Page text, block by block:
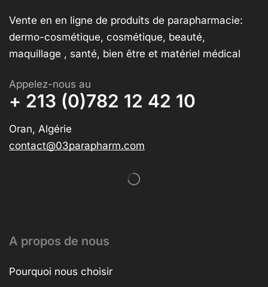
Vente en en ligne de produits de parapharmacie:
dermo-cosmétique, cosmétique, beauté,
maquillage , santé, bien être et matériel médical
Appelez-nous au
+ 213 (0)782 12 42 10
Oran, Algérie
contact@03parapharm.com
A propos de nous
Pourquoi nous choisir